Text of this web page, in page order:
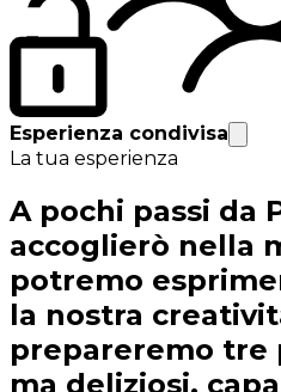
Esperienza condivisa
La tua esperienza
A pochi passi da
accoglierò nella
potremo
la nostra
prepareremo tre
ma deliziosi,